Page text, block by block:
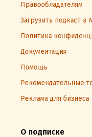
Правообладателям
Загрузить подкаст в
Политика
Документация
Помощь
Рекомендательные
Реклама для бизнеса
О подписке